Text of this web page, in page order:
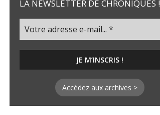
LA NEWSLETTER DE CHRONIQUES !
Accédez aux archives >